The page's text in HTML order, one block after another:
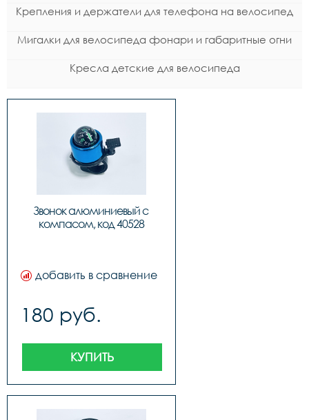
Крепления и держатели для телефона на велосипед
Мигалки для велосипеда фонари и габаритные огни
Кресла детские для велосипеда
Звонок алюминиевый с
компасом, код 40528
добавить в сравнение
180 руб.
КУПИТЬ